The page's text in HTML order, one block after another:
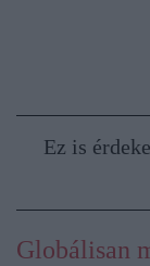
Ez is
Globálisan